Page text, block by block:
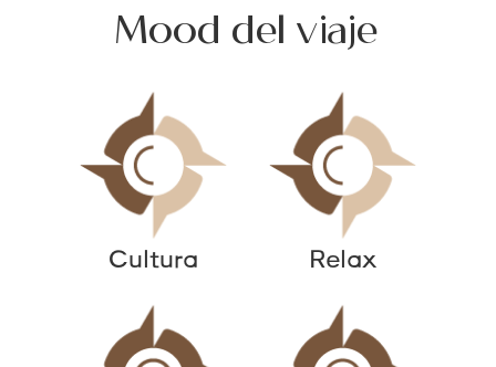
Mood del viaje
Cultura Relax